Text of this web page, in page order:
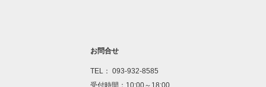
お問合せ
TEL： 093-932-8585
受付時間：10:00～18:00